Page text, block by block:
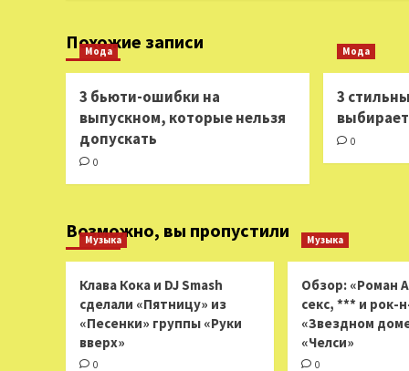
Похожие записи
Мода
3 бьюти-ошибки на
выпускном, которые нельзя
допускать
0
Мода
3
0
Возможно, вы пропустили
Музыка
Клава Кока и DJ Smash
сделали «Пятницу» из
«Песенки» группы «Руки
вверх»
0
Музыка
Обзор: «Роман
секс, *** и рок-
«Звездном
«Челси»
0